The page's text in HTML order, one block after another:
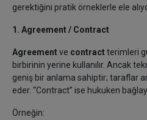
gerektiğini pratik örneklerle ele
1. Agreement / Contract
Agreementve contractterimleri
birbirinin yerine kullanılır. Ancak
geniş bir anlama sahiptir; taraflar
eder. “Contract” ise hukuken
Örneğin: